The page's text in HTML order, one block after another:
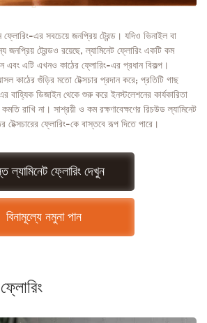
ফ্লোরিং-এর সবচেয়ে জনপ্রিয় ট্রেন্ড। যদিও ভিনাইল বা
জনপ্রিয় ট্রেন্ডও রয়েছে, ল্যামিনেট ফ্লোরিং একটি কম
এবং এটি এখনও কাঠের ফ্লোরিং-এর প্রধান বিকল্প।
কাঠের গুঁড়ির মতো টেক্সচার প্রদান করে; প্রতিটি গাছ
বাহ্যিক ডিজাইন থেকে শুরু করে ইনস্টলেশনের কার্যকারিতা
রাখি না। সাশ্রয়ী ও কম রক্ষণাবেক্ষণের রিচউড ল্যামিনেট
ফ্লোরিং-কে বাস্তবে রূপ দিতে পারে।
ল্যামিনেট ফ্লোরিং দেখুন
বিনামূল্যে নমুনা পান